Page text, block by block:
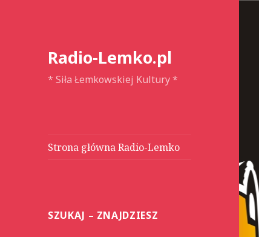
Radio-Lemko.pl
* Siła Łemkowskiej Kultury *
Strona główna Radio-Lemko
SZUKAJ – ZNAJDZIESZ